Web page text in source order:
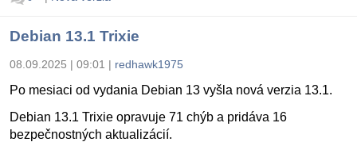
Debian 13.1 Trixie
08.09.2025 | 09:01 | redhawk1975
Po mesiaci od vydania Debian 13 vyšla nová verzia 13.1.
Debian 13.1 Trixie opravuje 71 chýb a pridáva 16
bezpečnostných aktualizácií.